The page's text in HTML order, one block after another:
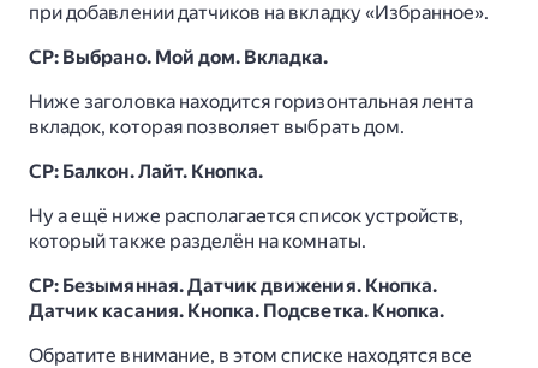
при добавлении датчиков на вкладку «Избранное».
СР: Выбрано. Мой дом. Вкладка.
Ниже заголовка находится горизонтальная лента
вкладок, которая позволяет выбрать дом.
СР: Балкон. Лайт. Кнопка.
Ну а ещё ниже располагается список устройств,
который также разделён на комнаты.
СР: Безымянная. Датчик движения. Кнопка.
Датчик касания. Кнопка. Подсветка. Кнопка.
Обратите внимание, в этом списке находятся все